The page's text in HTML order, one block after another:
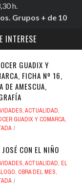
INTERESE
GUADIX Y
FICHA Nº 16,
DE AMESCUA,
,ACTUALIDAD,
GUADIX Y COMARCA,
CON EL NIÑO
,ACTUALIDAD, EL
, OBRA DEL MES,
h.
Grupos + de 10
nº 83. El
. Todos los derechos